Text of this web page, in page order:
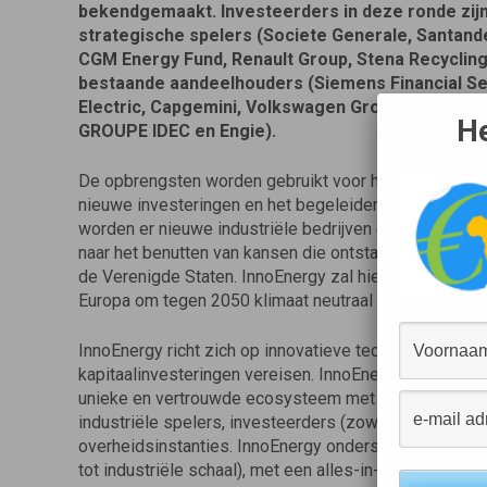
bekendgemaakt. Investeerders in deze ronde
strategische spelers (Societe Generale,
CGM Energy Fund, Renault Group, Stena
bestaande aandeelhouders (Siemens Financial
Electric, Capgemini, Volkswagen Group, ING,
GROUPE IDEC en Engie).
De opbrengsten worden gebruikt voor het vergroten
nieuwe investeringen en het begeleiden van de
worden er nieuwe industriële bedrijven opgericht in
naar het benutten van kansen die ontstaan door
de Verenigde Staten. InnoEnergy zal hierdoor nog
Europa om tegen 2050 klimaat neutraal te zijn.
InnoEnergy richt zich op innovatieve technologieën
kapitaalinvesteringen vereisen. InnoEnergy versnelt,
unieke en vertrouwde ecosysteem met meer dan
industriële spelers, investeerders (zowel publiek als
overheidsinstanties. InnoEnergy ondersteunt
tot industriële schaal), met een alles-in-één model.